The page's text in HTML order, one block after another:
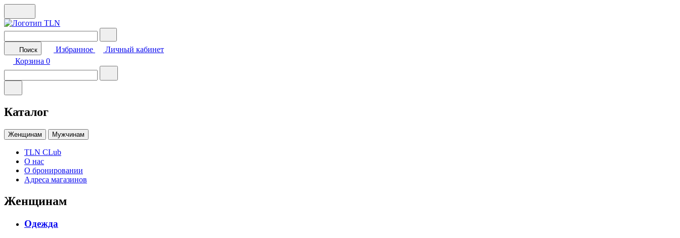
Поиск Избранное
Личный кабинет
Корзина 0
Каталог
Женщинам Мужчинам
TLN CLub
О нас
О бронировании
Адреса магазинов
Женщинам
Одежда